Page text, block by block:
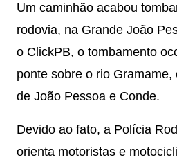
Um caminhão acabou
rodovia, na Grande João
o ClickPB, o tombamento
ponte sobre o rio
de João Pessoa e Conde.
Devido ao fato, a Polícia
orienta motoristas e